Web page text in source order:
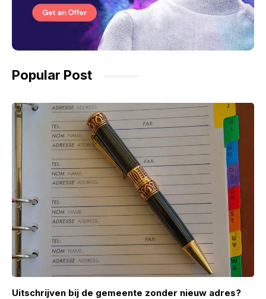
Popular Post
Uitschrijven bij de gemeente zonder nieuw adres?